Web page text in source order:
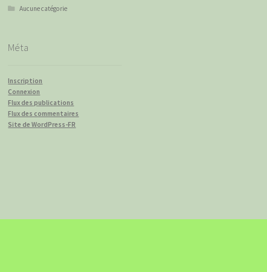
Aucune catégorie
Méta
Inscription
Connexion
Flux des publications
Flux des commentaires
Site de WordPress-FR